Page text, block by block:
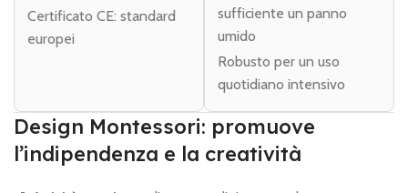
Certificato CE: standard
europei
sufficiente un panno
umido
Robusto per un uso
quotidiano intensivo
Design Montessori: promuove
l’indipendenza e la creatività